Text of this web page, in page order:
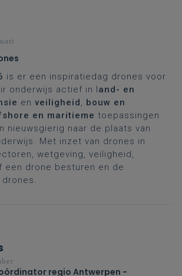
is er een inspiratiedag drones voor
onderwijs actief in land- en
en veiligheid, bouw en
en maritieme toepassingen
nieuwsgierig naar de plaats van
Met inzet van drones in
wetgeving, veiligheid,
een drone besturen en de
regio Antwerpen -